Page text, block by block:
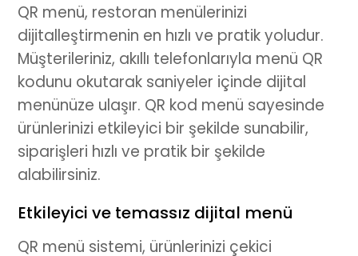
QR menü, restoran menülerinizi
dijitalleştirmenin en hızlı ve pratik yoludur.
Müşterileriniz, akıllı telefonlarıyla menü QR
kodunu okutarak saniyeler içinde dijital
menünüze ulaşır. QR kod menü sayesinde
ürünlerinizi etkileyici bir şekilde sunabilir,
siparişleri hızlı ve pratik bir şekilde
alabilirsiniz.
Etkileyici ve temassız dijital menü
QR menü sistemi, ürünlerinizi çekici